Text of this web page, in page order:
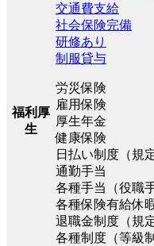
福利厚
生
交通費支給
社会保険完備
研修あり
制服貸与
労災保険
雇用保険
厚生年金
健康保険
日払い制度（規
通勤手当
各種手当（役職
各種保険有給休
退職金制度（規
各種制度（等級